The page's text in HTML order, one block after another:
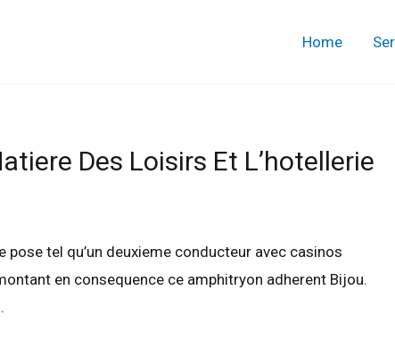
Home
Des Loisirs Et L’hotellerie
tel qu’un deuxieme conducteur avec casinos
en consequence ce amphitryon adherent Bijou.